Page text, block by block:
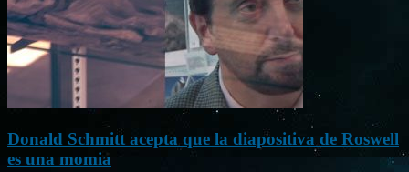
Donald Schmitt acepta que la diapositiva de Roswell
es una momia